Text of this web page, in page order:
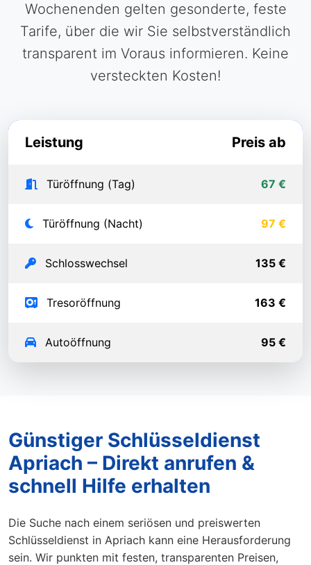
Wochenenden gelten gesonderte, feste
Tarife, über die wir Sie selbstverständlich
transparent im Voraus informieren. Keine
versteckten Kosten!
Leistung Preis ab
Türöffnung (Tag) 67 €
Türöffnung (Nacht) 97 €
Schlosswechsel 135 €
Tresoröffnung 163 €
Autoöffnung 95 €
Günstiger Schlüsseldienst
Apriach – Direkt anrufen &
schnell Hilfe erhalten
Die Suche nach einem seriösen und preiswerten
Schlüsseldienst in Apriach kann eine Herausforderung
sein. Wir punkten mit festen, transparenten Preisen,